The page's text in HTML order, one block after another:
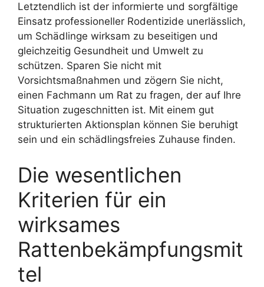
Letztendlich ist der informierte und sorgfältige
Einsatz professioneller Rodentizide unerlässlich,
um Schädlinge wirksam zu beseitigen und
gleichzeitig Gesundheit und Umwelt zu
schützen. Sparen Sie nicht mit
Vorsichtsmaßnahmen und zögern Sie nicht,
einen Fachmann um Rat zu fragen, der auf Ihre
Situation zugeschnitten ist. Mit einem gut
strukturierten Aktionsplan können Sie beruhigt
sein und ein schädlingsfreies Zuhause finden.
Die wesentlichen
Kriterien für ein
wirksames
Rattenbekämpfungsmit
tel